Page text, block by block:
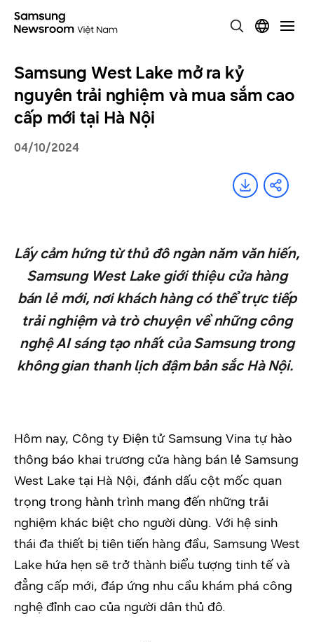
Samsung West Lake mở ra kỷ
nguyên trải nghiệm và mua sắm cao
cấp mới tại Hà Nội
04/10/2024
Lấy cảm hứng từ thủ đô ngàn năm văn hiến,
Samsung West Lake giới thiệu cửa hàng
bán lẻ mới, nơi khách hàng có thể trực tiếp
trải nghiệm và trò chuyện về những công
nghệ AI sáng tạo nhất của Samsung trong
không gian thanh lịch đậm bản sắc Hà Nội.
Hôm nay, Công ty Điện tử Samsung Vina tự hào
thông báo khai trương cửa hàng bán lẻ Samsung
West Lake tại Hà Nội, đánh dấu cột mốc quan
trọng trong hành trình mang đến những trải
nghiệm khác biệt cho người dùng. Với hệ sinh
thái đa thiết bị tiên tiến hàng đầu, Samsung West
Lake hứa hẹn sẽ trở thành biểu tượng tinh tế và
đẳng cấp mới, đáp ứng nhu cầu khám phá công
nghệ đỉnh cao của người dân thủ đô.